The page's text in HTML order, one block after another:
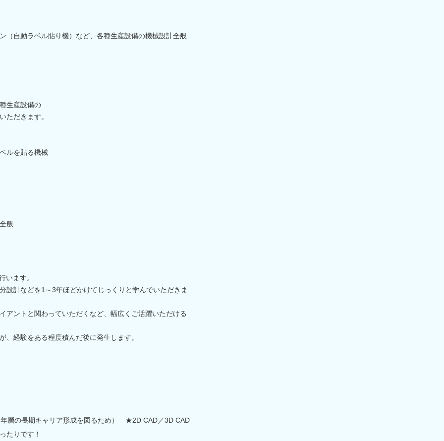
（自動ラベル貼り機）など、各種生産設備の機械設計全般
生産設備の
ただきます。
ルを貼る機械
般
います。
設計などを1～3年ほどかけてじっくりと学んでいただきま
アントと関わっていただくなど、幅広くご活躍いただける
経験をある程度積んだ後に発生します。
層の長期キャリア形成を図るため） ★2D CAD／3D CAD
たりです！